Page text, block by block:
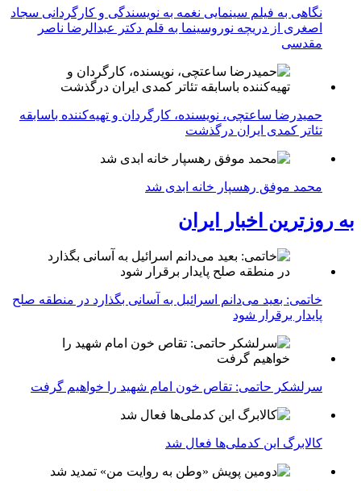
نگاهی به فیلم سینمایی نغمه به نویسندگی و کارگردانی سجاد
اصغری از دریچه نوروسینما به قلم دکتر عبدالرضا ناصر
مقدسی
حمیدرضا ساعتچی، نویسنده، کارگردان و تهیه‌کننده باسابقه
تئاتر کمدی ایران درگذشت
محمد موفق رهسپار خانه ابدی شد
به روزترین اخبار ایران
خاتمی: بعید می‌دانم اسرائیل به آسانی بگذارد در منطقه صلح
پایدار برقرار شود
سرلشکر حاتمی: تقاص خون امام شهید را خواهیم گرفت
کالابرگ این کدملی‌ها فعال شد